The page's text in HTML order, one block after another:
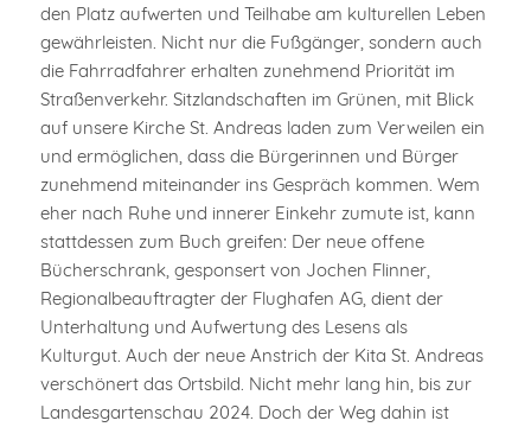
den Platz aufwerten und Teilhabe am kulturellen Leben
gewährleisten. Nicht nur die Fußgänger, sondern auch
die Fahrradfahrer erhalten zunehmend Priorität im
Straßenverkehr. Sitzlandschaften im Grünen, mit Blick
auf unsere Kirche St. Andreas laden zum Verweilen ein
und ermöglichen, dass die Bürgerinnen und Bürger
zunehmend miteinander ins Gespräch kommen. Wem
eher nach Ruhe und innerer Einkehr zumute ist, kann
stattdessen zum Buch greifen: Der neue offene
Bücherschrank, gesponsert von Jochen Flinner,
Regionalbeauftragter der Flughafen AG, dient der
Unterhaltung und Aufwertung des Lesens als
Kulturgut. Auch der neue Anstrich der Kita St. Andreas
verschönert das Ortsbild. Nicht mehr lang hin, bis zur
Landesgartenschau 2024. Doch der Weg dahin ist